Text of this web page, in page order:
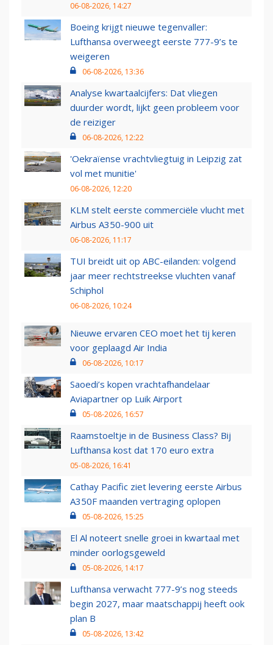
06-08-2026, 14:27
Boeing krijgt nieuwe tegenvaller:
Lufthansa overweegt eerste 777-9’s te
weigeren
06-08-2026, 13:36
Analyse kwartaalcijfers: Dat vliegen
duurder wordt, lijkt geen probleem voor
de reiziger
06-08-2026, 12:22
'Oekraïense vrachtvliegtuig in Leipzig zat
vol met munitie'
06-08-2026, 12:20
KLM stelt eerste commerciële vlucht met
Airbus A350-900 uit
06-08-2026, 11:17
TUI breidt uit op ABC-eilanden: volgend
jaar meer rechtstreekse vluchten vanaf
Schiphol
06-08-2026, 10:24
Nieuwe ervaren CEO moet het tij keren
voor geplaagd Air India
06-08-2026, 10:17
Saoedi’s kopen vrachtafhandelaar
Aviapartner op Luik Airport
05-08-2026, 16:57
Raamstoeltje in de Business Class? Bij
Lufthansa kost dat 170 euro extra
05-08-2026, 16:41
Cathay Pacific ziet levering eerste Airbus
A350F maanden vertraging oplopen
05-08-2026, 15:25
El Al noteert snelle groei in kwartaal met
minder oorlogsgeweld
05-08-2026, 14:17
Lufthansa verwacht 777-9’s nog steeds
begin 2027, maar maatschappij heeft ook
plan B
05-08-2026, 13:42